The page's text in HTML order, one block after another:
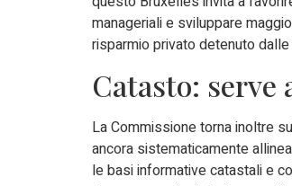
manageriali e sviluppare
risparmio privato detenuto
Catasto:
La Commissione torna inoltre
ancora sistematicamente
le basi informative catastali e